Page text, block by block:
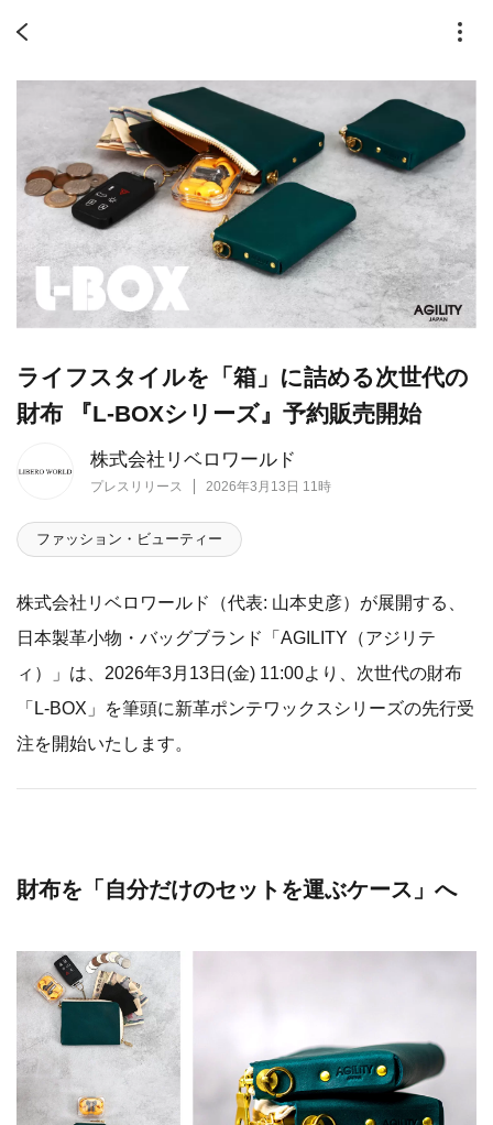
株式会社リベロワールド
プレスリリース 2026年3月13日 11時
ライフスタイルを「箱」に詰める次世代の
財布 『L-BOXシリーズ』予約販売開始
ファッション・ビューティー
株式会社リベロワールド（代表: 山本史彦）が展開する、
日本製革小物・バッグブランド「AGILITY（アジリテ
ィ）」は、2026年3月13日(金) 11:00より、次世代の財布
「L-BOX」を筆頭に新革ポンテワックスシリーズの先行受
注を開始いたします。
財布を「自分だけのセットを運ぶケース」へ